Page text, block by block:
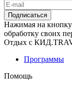
Подписаться
Нажимая на кнопку
обработку своих
Отдых с
Программы
Помощь